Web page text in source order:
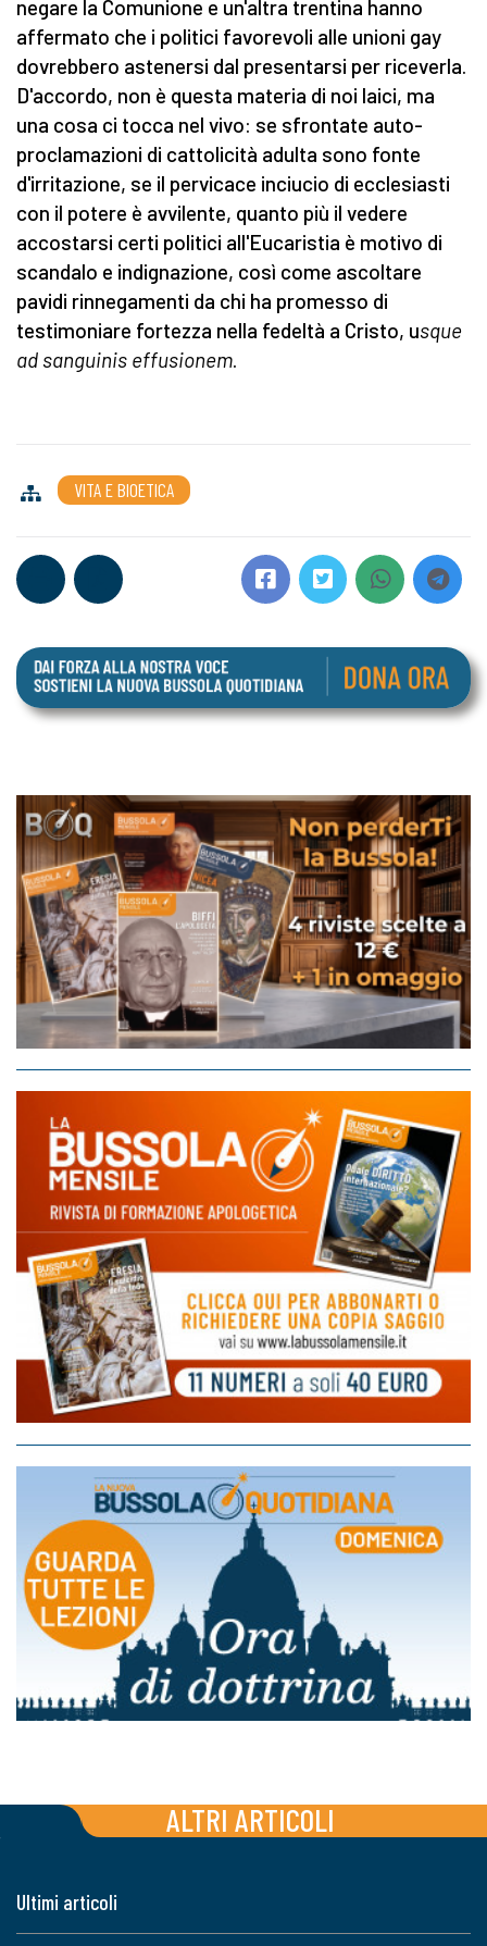
negare la Comunione e un'altra trentina hanno
affermato che i politici favorevoli alle unioni gay
dovrebbero astenersi dal presentarsi per riceverla.
D'accordo, non è questa materia di noi laici, ma
una cosa ci tocca nel vivo: se sfrontate auto-
proclamazioni di cattolicità adulta sono fonte
d'irritazione, se il pervicace inciucio di ecclesiasti
con il potere è avvilente, quanto più il vedere
accostarsi certi politici all'Eucaristia è motivo di
scandalo e indignazione, così come ascoltare
pavidi rinnegamenti da chi ha promesso di
testimoniare fortezza nella fedeltà a Cristo, usque
ad sanguinis effusionem.
VITA E BIOETICA
ALTRI ARTICOLI
Ultimi articoli